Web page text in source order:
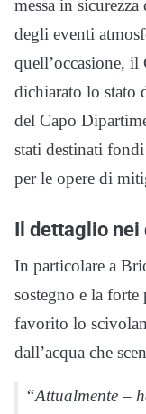
messa in
degli eventi
quell’occasione,
dichiarato lo stato
del Capo
stati destinati
per le opere di
Il dettaglio nei
In particolare a
sostegno e la forte
favorito lo
dall’acqua che
“Attualmente –